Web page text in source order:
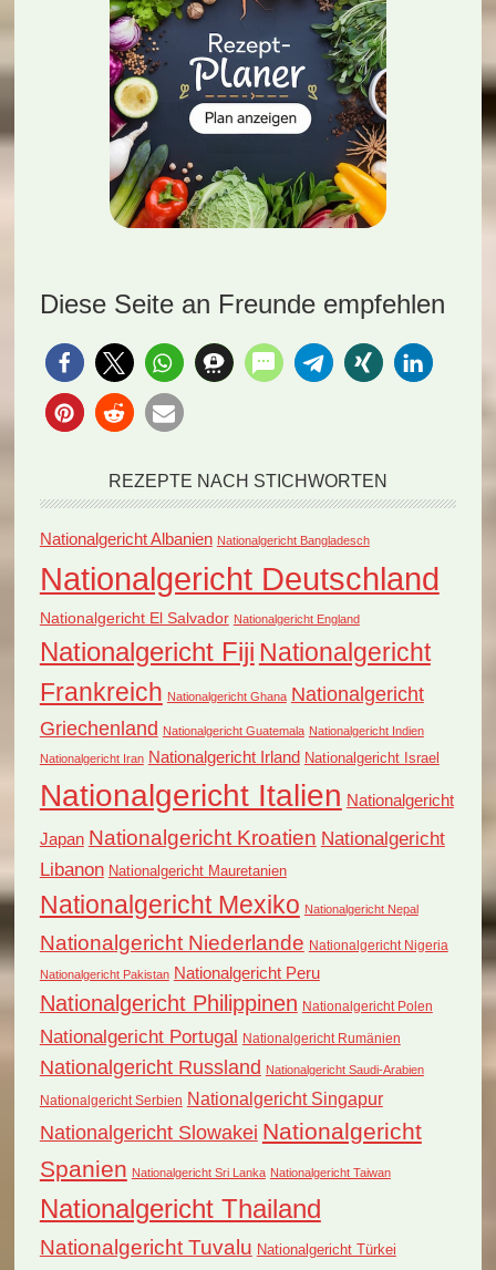
Diese Seite an Freunde empfehlen
REZEPTE NACH STICHWORTEN
Nationalgericht Albanien Nationalgericht Bangladesch
Nationalgericht Deutschland
Nationalgericht El Salvador Nationalgericht England
Nationalgericht Fiji Nationalgericht
Frankreich Nationalgericht Ghana Nationalgericht
Griechenland Nationalgericht Guatemala Nationalgericht Indien
Nationalgericht Iran Nationalgericht Irland Nationalgericht Israel
Nationalgericht Italien Nationalgericht
Japan Nationalgericht Kroatien Nationalgericht
Libanon Nationalgericht Mauretanien
Nationalgericht Mexiko Nationalgericht Nepal
Nationalgericht Niederlande Nationalgericht Nigeria
Nationalgericht Pakistan Nationalgericht Peru
Nationalgericht Philippinen Nationalgericht Polen
Nationalgericht Portugal Nationalgericht Rumänien
Nationalgericht Russland Nationalgericht Saudi-Arabien
Nationalgericht Serbien Nationalgericht Singapur
Nationalgericht Slowakei Nationalgericht
Spanien Nationalgericht Sri Lanka Nationalgericht Taiwan
Nationalgericht Thailand
Nationalgericht Tuvalu Nationalgericht Türkei